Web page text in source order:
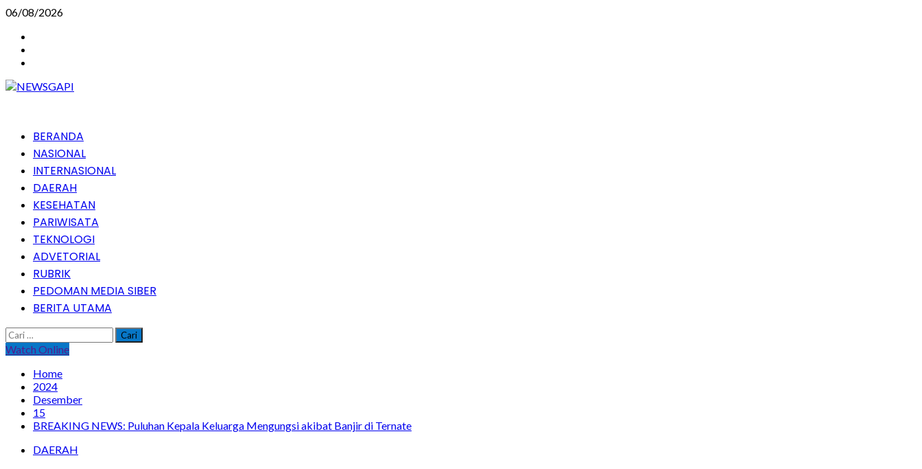
Skip
content
06/08/2026
PrimaryBERANDA
NASIONAL
INTERNASIONAL
DAERAH
KESEHATAN
PARIWISATA
TEKNOLOGI
ADVETORIAL
RUBRIK
PEDOMAN MEDIA SIBER
BERITA UTAMA
Cari
untuk:
Watch Online
Home
2024
Desember
15
BREAKING NEWS: Puluhan Kepala Keluarga Mengungsi akibat Banjir di Ternate
DAERAH